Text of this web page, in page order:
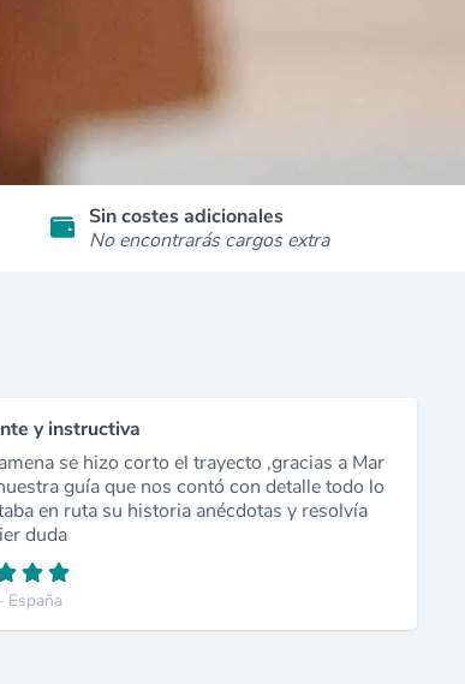
Sin costes adicionales
No encontrarás cargos extra
y instructiva
se hizo corto el trayecto ,gracias a Mar
guía que nos contó con detalle todo lo
en ruta su historia anécdotas y resolvía
duda
España